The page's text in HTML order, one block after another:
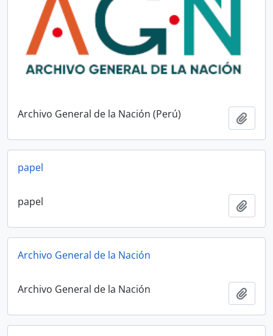
Archivo General de la Nación (Perú)
papel
papel
Archivo General de la Nación
Archivo General de la Nación